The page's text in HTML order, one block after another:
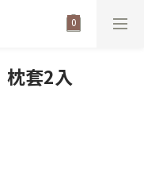
枕套2入